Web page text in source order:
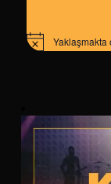
Notice Yaklaşmakta